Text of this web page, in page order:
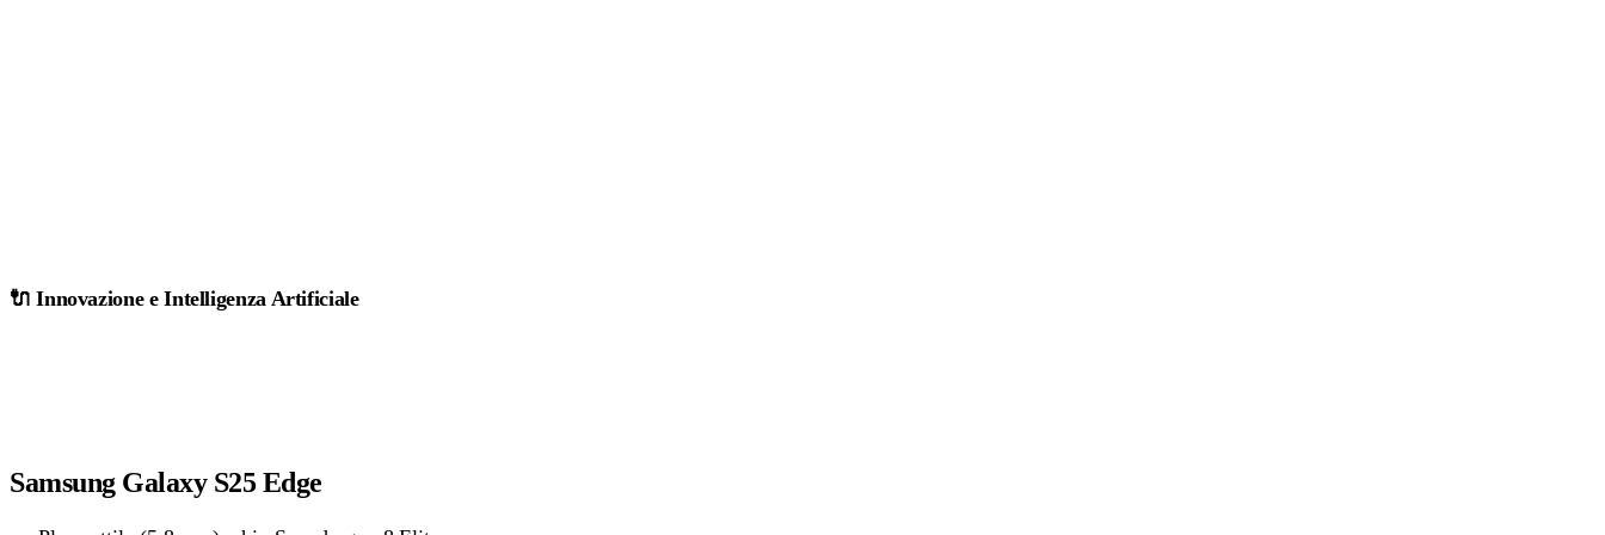
🔌 Innovazione e Intelligenza Artificiale
Samsung Galaxy S25 Edge